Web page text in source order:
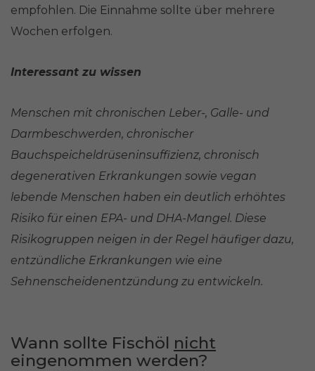
empfohlen. Die Einnahme sollte über mehrere
Wochen erfolgen.
Interessant zu wissen
Menschen mit chronischen Leber-, Galle- und
Darmbeschwerden, chronischer
Bauchspeicheldrüseninsuffizienz, chronisch
degenerativen Erkrankungen sowie vegan
lebende Menschen haben ein deutlich erhöhtes
Risiko für einen EPA- und DHA-Mangel. Diese
Risikogruppen neigen in der Regel häufiger dazu,
entzündliche Erkrankungen wie eine
Sehnenscheidenentzündung zu entwickeln.
Wann sollte Fischöl nicht
eingenommen werden?